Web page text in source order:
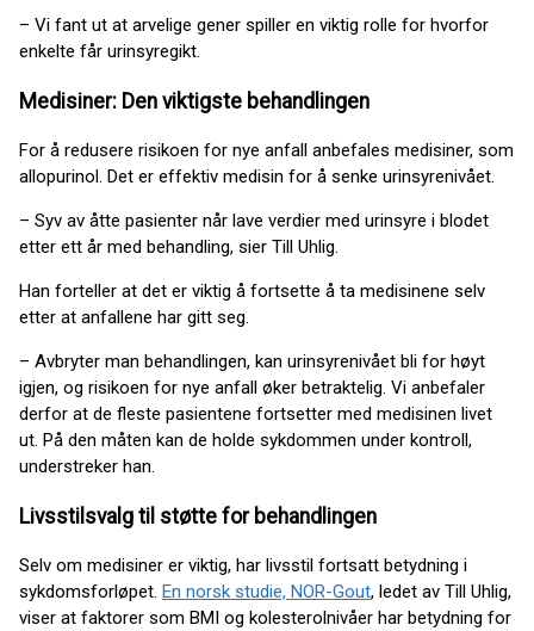
– Vi fant ut at arvelige gener spiller en viktig rolle for hvorfor
enkelte får urinsyregikt.
Medisiner: Den viktigste behandlingen
For å redusere risikoen for nye anfall anbefales medisiner, som
allopurinol. Det er effektiv medisin for å senke urinsyrenivået.
– Syv av åtte pasienter når lave verdier med urinsyre i blodet
etter ett år med behandling, sier Till Uhlig.
Han forteller at det er viktig å fortsette å ta medisinene selv
etter at anfallene har gitt seg.
– Avbryter man behandlingen, kan urinsyrenivået bli for høyt
igjen, og risikoen for nye anfall øker betraktelig. Vi anbefaler
derfor at de fleste pasientene fortsetter med medisinen livet
ut. På den måten kan de holde sykdommen under kontroll,
understreker han.
Livsstilsvalg til støtte for behandlingen
Selv om medisiner er viktig, har livsstil fortsatt betydning i
sykdomsforløpet. En norsk studie, NOR-Gout, ledet av Till Uhlig,
viser at faktorer som BMI og kolesterolnivåer har betydning for